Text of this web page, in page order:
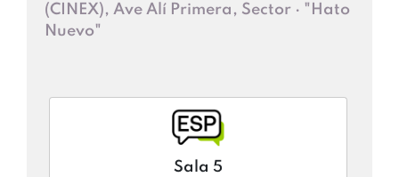
(CINEX), Ave Alí Primera, Sector · "Hato
Nuevo"
Sala 5